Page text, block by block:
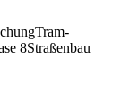
Tram-
8Straßenbau